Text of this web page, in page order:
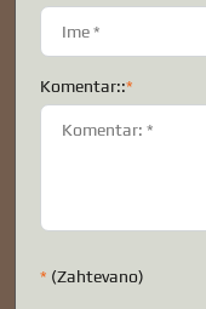
Komentar::*
* (Zahtevano)